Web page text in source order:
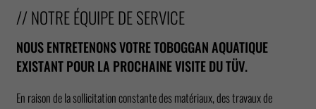
// NOTRE ÉQUIPE DE SERVICE
NOUS ENTRETENONS VOTRE TOBOGGAN AQUATIQUE
EXISTANT POUR LA PROCHAINE VISITE DU TÜV.
En raison de la sollicitation constante des matériaux, des travaux de